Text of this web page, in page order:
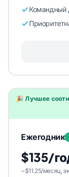
Командный
🎉 Лучшее
Ежегодник
$135/
~$11.25/месяц,